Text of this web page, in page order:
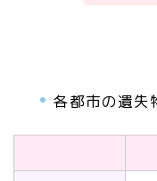
各都市の遺失